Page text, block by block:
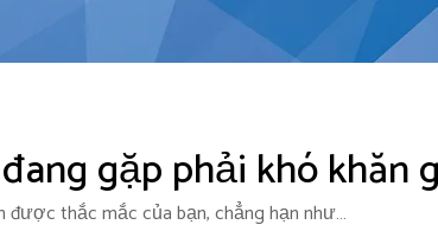
gặp phải khó khăn
được thắc mắc của bạn, chẳng hạn như…